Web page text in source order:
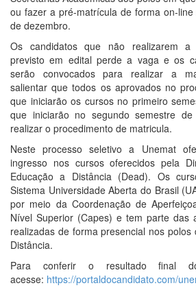
ou fazer a pré-matrícula de forma on-
de dezembro.
Os candidatos que não realizarem a
previsto em edital perde a vaga e os
serão convocados para realizar a
salientar que todos os aprovados no
que iniciarão os cursos no primeiro
que iniciarão no segundo semestre
realizar o procedimento de matricula.
Neste processo seletivo a Unemat
ingresso nos cursos oferecidos pela
Educação a Distância (Dead). Os
Sistema Universidade Aberta do Brasil
por meio da Coordenação de
Nível Superior (Capes) e tem parte das
realizadas de forma presencial nos
Distância.
Para conferir o resultado final
acesse: https://portaldocandidato.com/